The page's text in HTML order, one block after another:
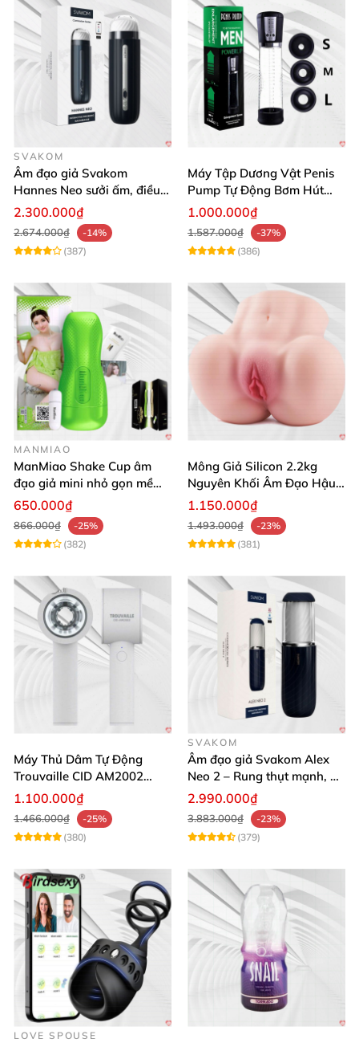
SVAKOM
Âm đạo giả Svakom
Hannes Neo sưởi ấm, điều
khiển app thông minh
2.300.000₫
2.674.000₫
-14%
(387)
Máy Tập Dương Vật Penis
Pump Tự Động Bơm Hút
Kích Thước Lớn
1.000.000₫
1.587.000₫
-37%
(386)
MANMIAO
ManMiao Shake Cup âm
đạo giả mini nhỏ gọn mềm
mịn
650.000₫
866.000₫
-25%
(382)
Mông Giả Silicon 2.2kg
Nguyên Khối Âm Đạo Hậu
Môn Siêu Thật
1.150.000₫
1.493.000₫
-23%
(381)
Máy Thủ Dâm Tự Động
Trouvaille CID AM2002
Mạnh Mẽ Dễ Lên Đỉnh
1.100.000₫
1.466.000₫
-25%
(380)
SVAKOM
Âm đạo giả Svakom Alex
Neo 2 – Rung thụt mạnh, đa
năng, cải tiến mới
2.990.000₫
3.883.000₫
-23%
(379)
LOVE SPOUSE